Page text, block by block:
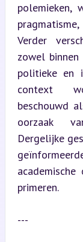
polemieken,
Verder
zowel
politieke en
context
beschouwd
oorzaak
Dergelijke
primeren.
---